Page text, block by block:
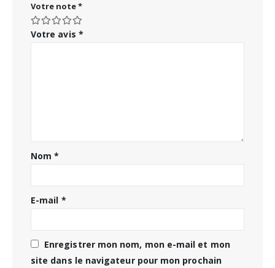
Votre note*
Votre avis *
Nom*
E-mail *
Enregistrer mon nom, mon e-mail et mon
site dans le navigateur pour mon prochain